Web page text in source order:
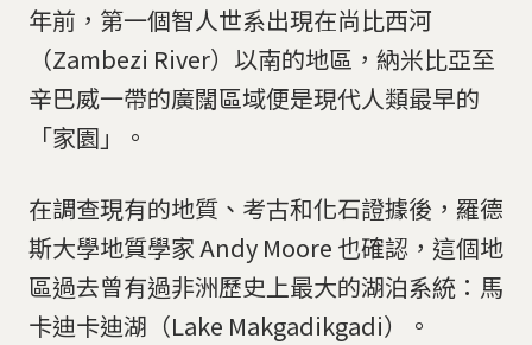
年前，第一個智人世系出現在尚比西河
（Zambezi River）以南的地區，納米比亞至
辛巴威一帶的廣闊區域便是現代人類最早的
「家園」。
在調查現有的地質、考古和化石證據後，羅德
斯大學地質學家 Andy Moore 也確認，這個地
區過去曾有過非洲歷史上最大的湖泊系統：馬
卡迪卡迪湖（Lake Makgadikgadi）。